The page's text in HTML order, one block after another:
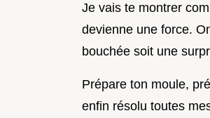
Je vais te montrer
devienne une force.
bouchée soit une
Prépare ton moule,
enfin résolu toutes